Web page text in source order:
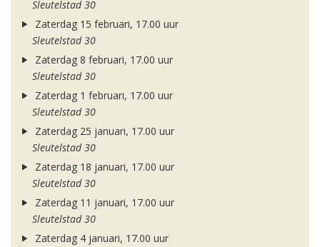
Sleutelstad 30
Zaterdag 15 februari, 17.00 uur
Sleutelstad 30
Zaterdag 8 februari, 17.00 uur
Sleutelstad 30
Zaterdag 1 februari, 17.00 uur
Sleutelstad 30
Zaterdag 25 januari, 17.00 uur
Sleutelstad 30
Zaterdag 18 januari, 17.00 uur
Sleutelstad 30
Zaterdag 11 januari, 17.00 uur
Sleutelstad 30
Zaterdag 4 januari, 17.00 uur